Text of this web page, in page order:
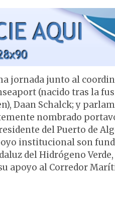
jornada junto al
(nacido tras la
Daan Schalck; y
nombrado
del Puerto de
institucional son
del Hidrógeno
apoyo al Corredor